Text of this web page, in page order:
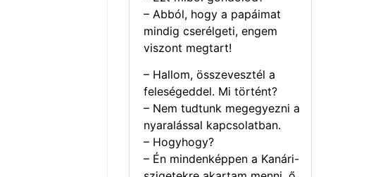
– Abból, hogy a papáimat
mindig cserélgeti, engem
viszont megtart!
– Hallom, összevesztél a
feleségeddel. Mi történt?
– Nem tudtunk megegyezni a
nyaralással kapcsolatban.
– Hogyhogy?
– Én mindenképpen a Kanári-